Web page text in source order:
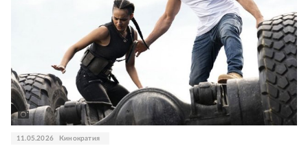
11.05.2026 Кинократия